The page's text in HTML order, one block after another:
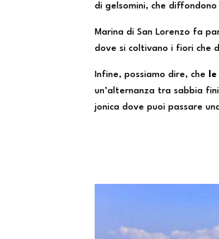
di gelsomini, che
Marina di San Lorenzo fa
dove si coltivano i fiori che
Infine, possiamo dire, che
un’alternanza tra sabbia
jonica dove puoi passare